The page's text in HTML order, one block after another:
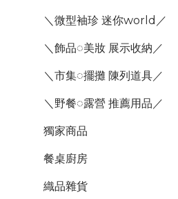
＼微型袖珍 迷你world／
＼飾品◌美妝 展示收納／
＼市集◌擺攤 陳列道具／
＼野餐◌露營 推薦用品／
獨家商品
餐桌廚房
織品雜貨